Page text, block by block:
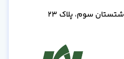
سوم، پلاک 23